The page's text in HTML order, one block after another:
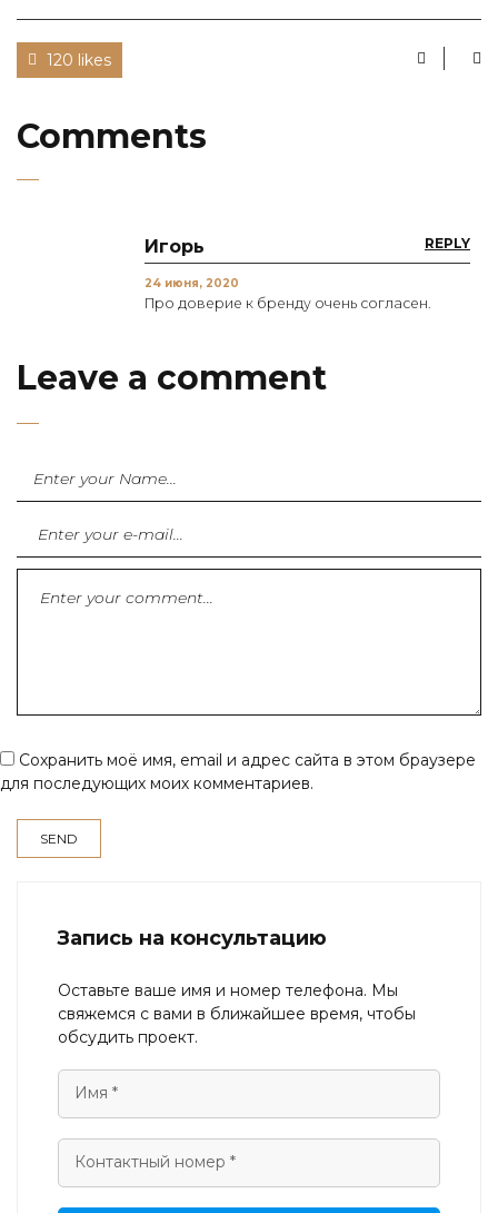
120 likes
Comments
REPLY
Игорь
24 июня, 2020
Про доверие к бренду очень согласен.
Leave a comment
Сохранить моё имя, email и адрес сайта в этом браузере
для последующих моих комментариев.
Запись на консультацию
Оставьте ваше имя и номер телефона. Мы
свяжемся с вами в ближайшее время, чтобы
обсудить проект.